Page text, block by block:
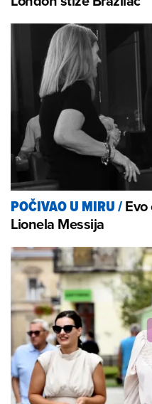
POČIVAO U MIRU/
Lionela Messija